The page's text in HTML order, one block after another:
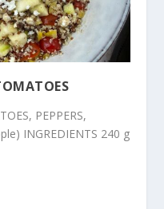
PEPPERS,
INGREDIENTS 240 g